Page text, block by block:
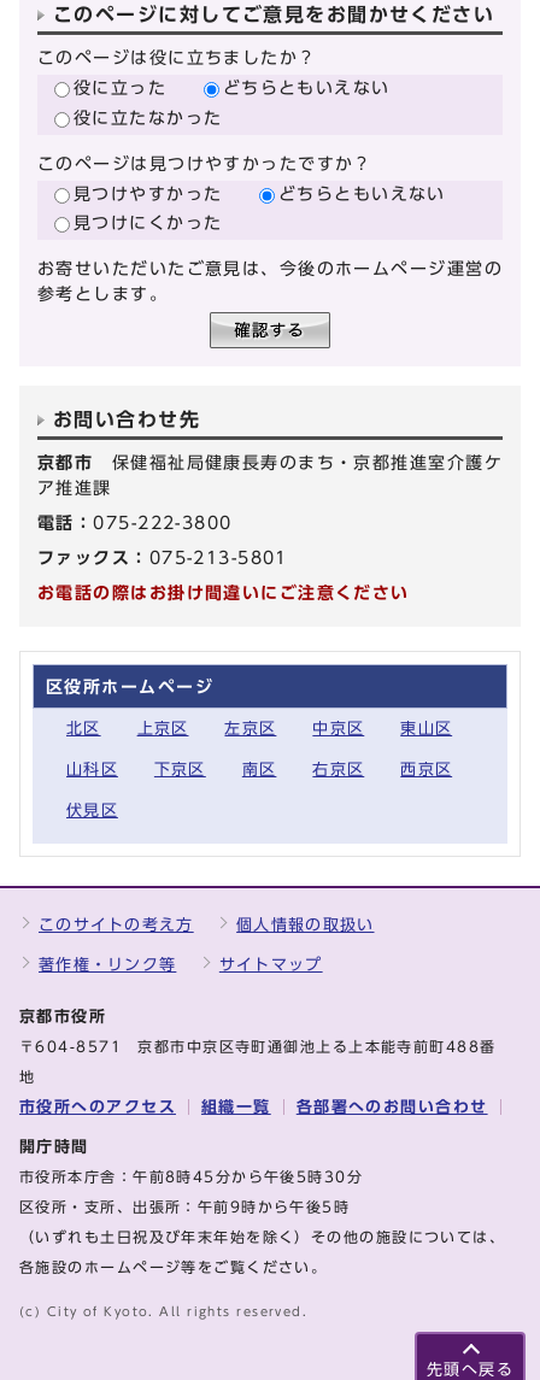
このページに対してご意見をお聞かせください
このページは役に立ちましたか？
役に立った
どちらともいえない
役に立たなかった
このページは見つけやすかったですか？
見つけやすかった
どちらともいえない
見つけにくかった
お寄せいただいたご意見は、今後のホームページ運営の
参考とします。
お問い合わせ先
京都市 保健福祉局健康長寿のまち・京都推進室介護ケ
ア推進課
電話：075-222-3800
ファックス： 075-213-5801
お電話の際はお掛け間違いにご注意ください
区役所ホームページ
北区 上京区 左京区 中京区 東山区
山科区 下京区 南区 右京区 西京区
伏見区
先頭へ戻る
このサイトの考え方 個人情報の取扱い
著作権・リンク等 サイトマップ
京都市役所
〒604-8571 京都市中京区寺町通御池上る上本能寺前町488番
地
市役所へのアクセス 組織一覧 各部署へのお問い合わせ
開庁時間
市役所本庁舎：午前8時45分から午後5時30分
区役所・支所、出張所：午前9時から午後5時
（いずれも土日祝及び年末年始を除く）その他の施設については、
各施設のホームページ等をご覧ください。
(c) City of Kyoto. All rights reserved.